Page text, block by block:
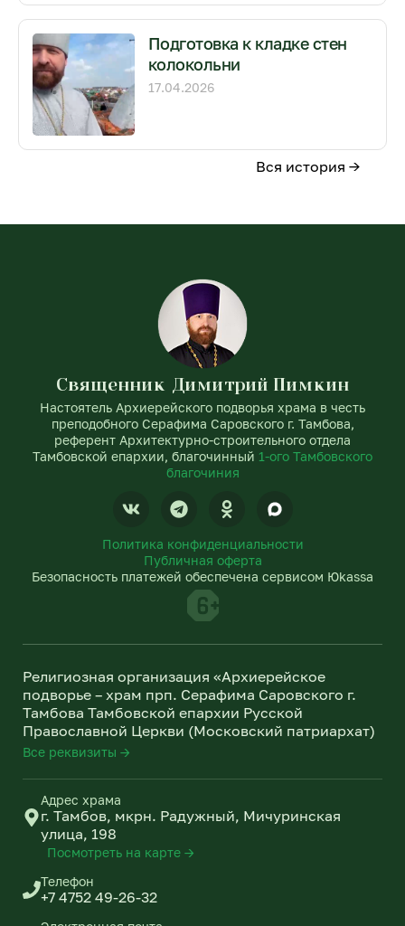
Подготовка к кладке стен
колокольни
17.04.2026
Вся история →
Священник Димитрий Пимкин
Настоятель Архиерейского подворья храма в честь
преподобного Серафима Саровского г. Тамбова,
референт Архитектурно-строительного отдела
Тамбовской епархии, благочинный 1-ого Тамбовского
благочиния
V
k
T
e
e
g
m
O
d
o
k
s
i
k
i
Политика конфиденциальности
Публичная оферта
Безопасность платежей обеспечена сервисом Юkassa
Религиозная организация «Архиерейское
подворье – храм прп. Серафима Саровского г.
Тамбова Тамбовской епархии Русской
Православной Церкви (Московский патриархат)
Все реквизиты →
Адрес храма
г. Тамбов, мкрн. Радужный, Мичуринская
улица, 198
Посмотреть на карте →
Телефон
+7 4752 49-26-32